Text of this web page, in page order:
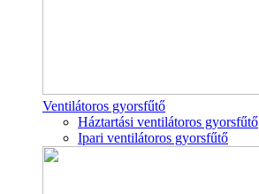
Ventilátoros gyorsfűtő
Háztartási ventilátoros gyorsfűtő
Ipari ventilátoros gyorsfűtő